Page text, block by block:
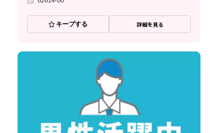
キープする 詳細を見る